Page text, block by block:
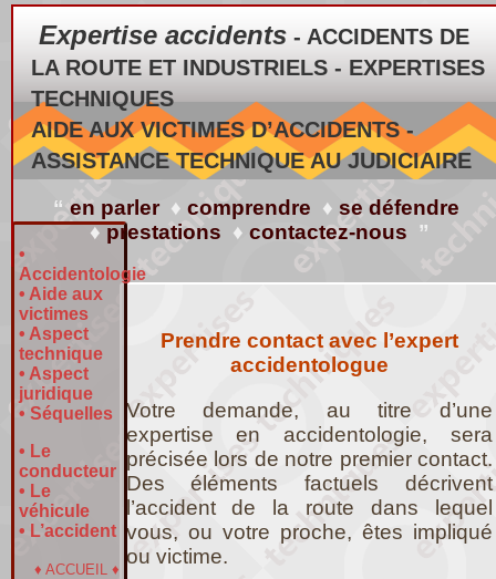
Expertise accidents - ACCIDENTS DE
LA ROUTE ET INDUSTRIELS - EXPERTISES
TECHNIQUES
AIDE AUX VICTIMES D’ACCIDENTS -
ASSISTANCE TECHNIQUE AU JUDICIAIRE
“en parler ♦comprendre ♦se défendre
♦prestations ♦ contactez-nous ”
•
Accidentologie
• Aide aux
victimes
• Aspect
technique
• Aspect
juridique
• Séquelles
• Le
conducteur
• Le
véhicule
• L’accident
♦ ACCUEIL♦
Prendre contact avec l’expert
accidentologue
Votre demande, au titre d’une
expertise en accidentologie, sera
précisée lors de notre premier contact.
Des éléments factuels décrivent
l’accident de la route dans lequel
vous, ou votre proche, êtes impliqué
ou victime.